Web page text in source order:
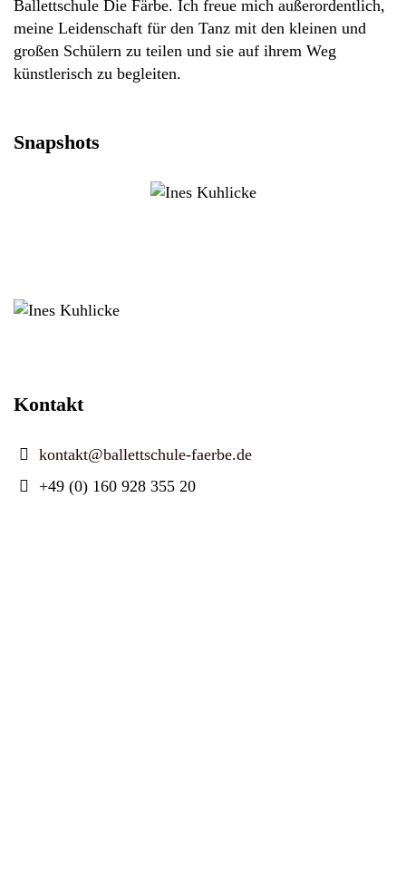
Ballettschule Die Färbe. Ich freue mich außerordentlich,
meine Leidenschaft für den Tanz mit den kleinen und
großen Schülern zu teilen und sie auf ihrem Weg
künstlerisch zu begleiten.
Snapshots
Kontakt
kontakt@ballettschule-faerbe.de
+49 (0) 160 928 355 20